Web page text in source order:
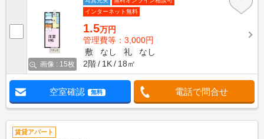
画像 : 15枚
インターネット無料
1.5万円
管理費等：3,000円
敷
なし 礼
なし
2階
1K 18㎡
空室確認 無料 電話で問合せ
賃貸アパート